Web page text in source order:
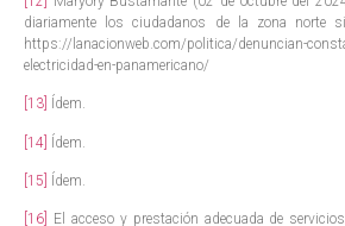
diariamente los ciudadanos de la zona norte
https://lanacionweb.com/politica/denuncian-
electricidad-en-panamericano/
[13] Ídem.
[14] Ídem.
[15] Ídem.
[16]
El acceso y prestación adecuada de